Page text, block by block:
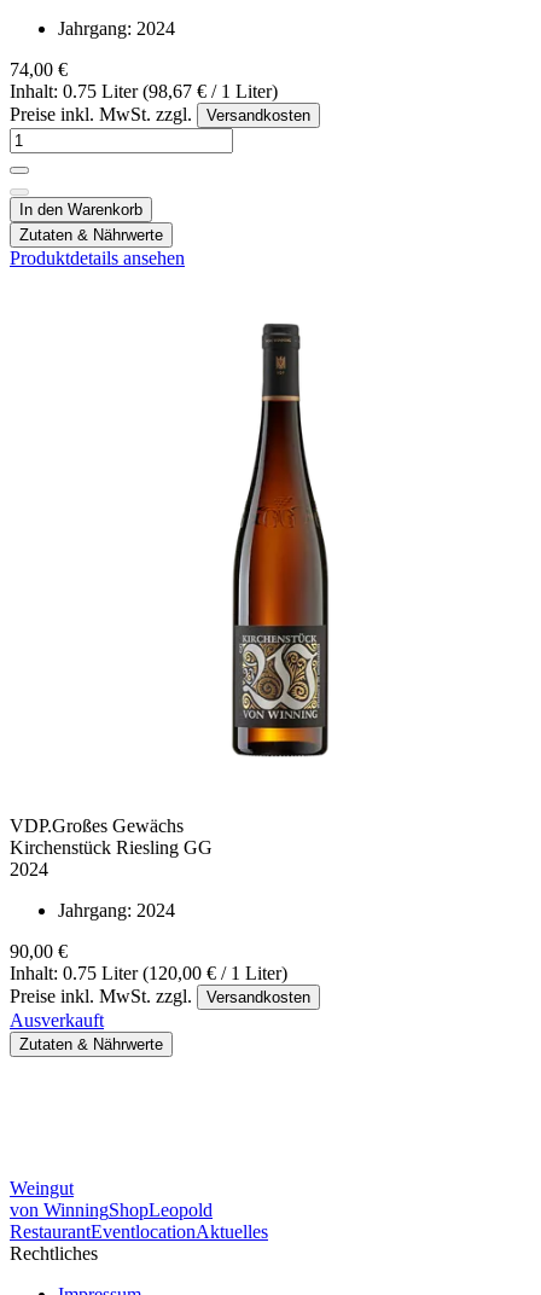
Jahrgang: 2024
74,00 €
Inhalt: 0.75 Liter (98,67 € / 1 Liter)
Preise inkl. MwSt. zzgl.
Versandkosten
In den Warenkorb
Zutaten & Nährwerte
Produktdetails ansehen
VDP.Großes Gewächs
Kirchenstück Riesling GG
2024
Jahrgang: 2024
90,00 €
Inhalt: 0.75 Liter (120,00 € / 1 Liter)
Preise inkl. MwSt. zzgl.
Versandkosten
Ausverkauft
Zutaten & Nährwerte
Weingut
von WinningShopLeopold
RestaurantEventlocationAktuelles
Rechtliches